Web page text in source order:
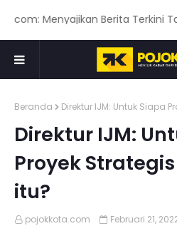
Menyajikan Berita Terkini
Beranda Direktur IJM: Untuk Siapa
Direktur IJM:
Proyek
itu?
pojokkota.com Februari 21,